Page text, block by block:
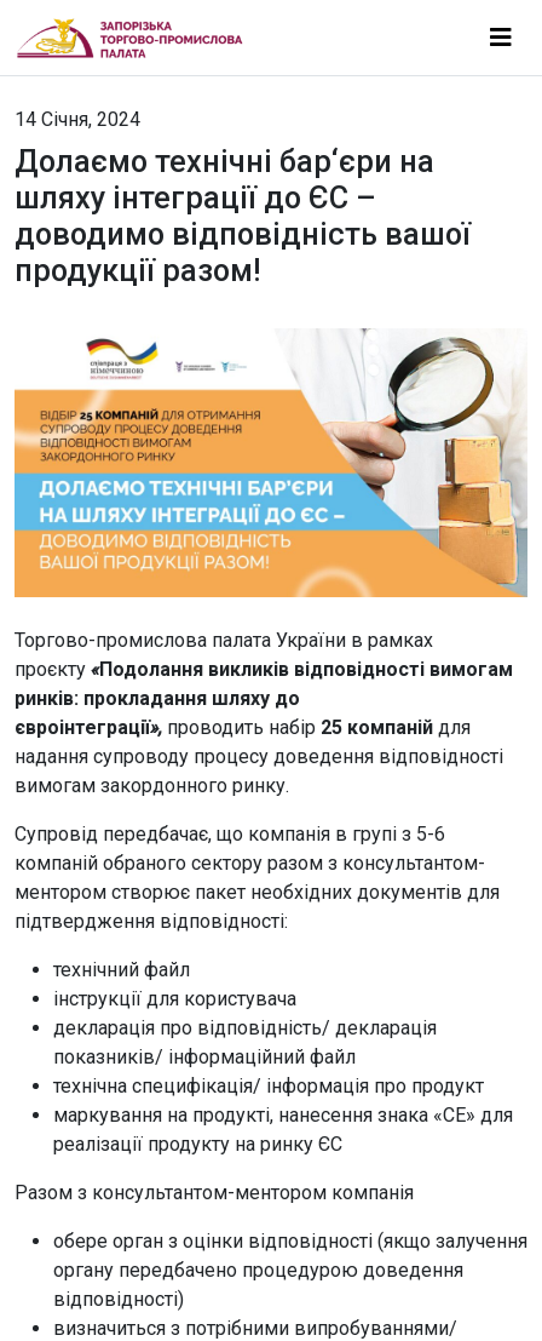
14 Січня, 2024
Долаємо технічні бар‘єри на
шляху інтеграції до ЄС –
доводимо відповідність вашої
продукції разом!
Торгово-промислова палата України в рамках
проєкту «Подолання викликів відповідності вимогам
ринків: прокладання шляху до
євроінтеграції», проводить набір 25 компаній для
надання супроводу процесу доведення відповідності
вимогам закордонного ринку.
Супровід передбачає, що компанія в групі з 5-6
компаній обраного сектору разом з консультантом-
ментором створює пакет необхідних документів для
підтвердження відповідності:
технічний файл
інструкції для користувача
декларація про відповідність/ декларація
показників/ інформаційний файл
технічна специфікація/ інформація про продукт
маркування на продукті, нанесення знака «СЕ» для
реалізації продукту на ринку ЄС
Разом з консультантом-ментором компанія
обере орган з оцінки відповідності (якщо залучення
органу передбачено процедурою доведення
відповідності)
визначиться з потрібними випробуваннями/